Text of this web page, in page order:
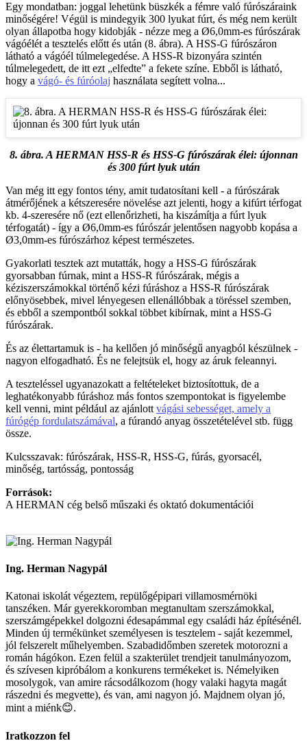
Egy mondatban: joggal lehetünk büszkék a fémre való fúrószáraink
minőségére! Végül is mindegyik 300 lyukat fúrt, és még nem került
olyan állapotba hogy kidobják - nézze meg a Ø6,0mm-es fúrószárak
vágóélét a tesztelés előtt és után (8. ábra). A HSS-G fúrószáron
látható a vágóél túlmelegedése. A HSS-R bizonyára szintén
túlmelegedett, de itt ezt „elfedte” a fekete színe. Ebből is látható,
hogy a vágó- és fúróolaj használata segített volna...
8. ábra. A HERMAN HSS-R és HSS-G fúrószárak élei: újonnan
és 300 fúrt lyuk után
Van még itt egy fontos tény, amit tudatosítani kell - a fúrószárak
átmérőjének a kétszeresére növelése azt jelenti, hogy a kifúrt térfogat
kb. 4-szeresére nő (ezt ellenőrizheti, ha kiszámítja a fúrt lyuk
térfogatát) - így a Ø6,0mm-es fúrószár jelentősen nagyobb kopása a
Ø3,0mm-es fúrószárhoz képest természetes.
Gyakorlati tesztek azt mutatták, hogy a HSS-G fúrószárak
gyorsabban fúrnak, mint a HSS-R fúrószárak, mégis a
kéziszerszámokkal történő kézi fúráshoz a HSS-R fúrószárak
előnyösebbek, mivel lényegesen ellenállóbbak a töréssel szemben,
és ebből a szempontból sokkal többet kibírnak, mint a HSS-G
fúrószárak.
És az élettartamuk is - ha kellően jó minőségű anyagból készülnek -
nagyon elfogadható. És ne felejtsük el, hogy az áruk feleannyi.
A teszteléssel ugyanazokatt a feltételeket biztosítottuk, de a
leghatékonyabb fúráshoz más fontos szempontokat is figyelembe
kell venni, mint például az ajánlott vágási sebességet, amely a
fúrógép fordulatszámával, a fúrandó anyag összetételével stb. függ
össze.
Kulcsszavak: fúrószárak, HSS-R, HSS-G, fúrás, gyorsacél,
minőség, tartósság, pontosság
Források:
A HERMAN cég belső műszaki és oktató dokumentációi
Ing. Herman Nagypál
Katonai iskolát végeztem, repülőgépipari villamosmérnöki
tanszéken. Már gyerekkoromban megtanultam szerszámokkal,
szerszámgépekkel dolgozni édesapámmal egy családi ház építésénél.
Minden új termékünket személyesen is tesztelem - saját kezemmel,
jól felszerelt műhelyemben. Szabadidőmben szeretek motorozni a
román hágókon. Ezen felül a szakterület trendjeit tanulmányozom,
és szívesen kipróbálom a konkurens termékeket is. Némelyiken
mosolygok, van amire rácsodálkozom (hogy valaki hagyta magát
rászedni és megvette), és van, ami nagyon jó. Majdnem olyan jó,
mint a miénk😊.
Iratkozzon fel